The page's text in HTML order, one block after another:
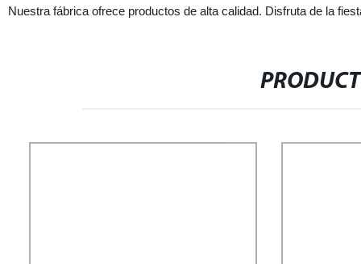
Nuestra fábrica ofrece productos de alta calidad. Disfruta de la